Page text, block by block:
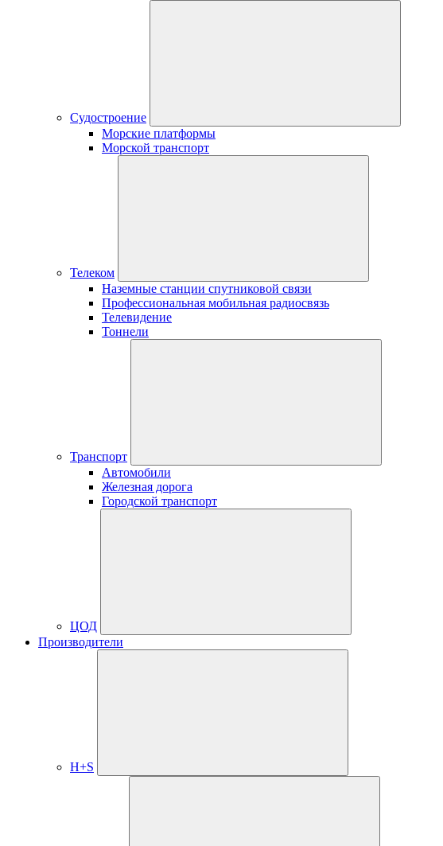
Судостроение
Морские платформы
Морской транспорт
Телеком
Наземные станции спутниковой связи
Профессиональная мобильная радиосвязь
Телевидение
Тоннели
Транспорт
Автомобили
Железная дорога
Городской транспорт
ЦОД
Производители
H+S